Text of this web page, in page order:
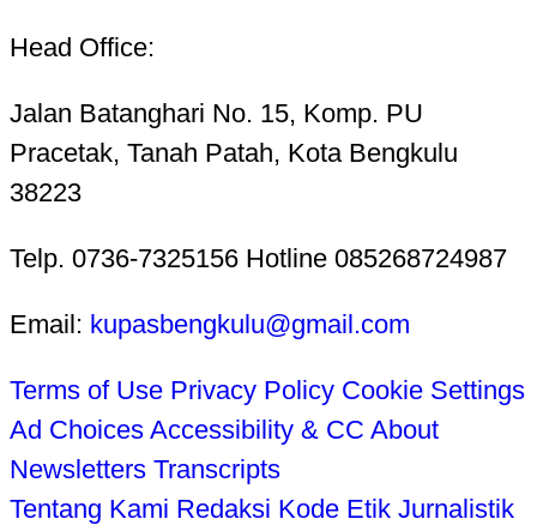
Head Office:
Jalan Batanghari No. 15, Komp. PU
Pracetak, Tanah Patah, Kota Bengkulu
38223
Telp. 0736-7325156 Hotline 085268724987
Email: kupasbengkulu@gmail.com
Terms of Use Privacy Policy Cookie Settings
Ad Choices Accessibility & CC About
Newsletters Transcripts
Tentang Kami Redaksi Kode Etik Jurnalistik